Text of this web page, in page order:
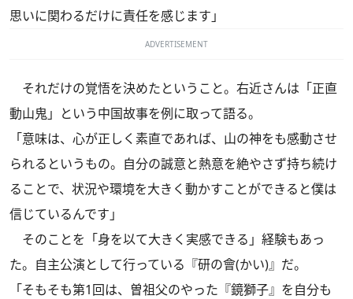
思いに関わるだけに責任を感じます」
ADVERTISEMENT
それだけの覚悟を決めたということ。右近さんは「正直
動山鬼」という中国故事を例に取って語る。
「意味は、心が正しく素直であれば、山の神をも感動させ
られるというもの。自分の誠意と熱意を絶やさず持ち続け
ることで、状況や環境を大きく動かすことができると僕は
信じているんです」
そのことを「身を以て大きく実感できる」経験もあっ
た。自主公演として行っている『研の會(かい)』だ。
「そもそも第1回は、曽祖父のやった『鏡獅子』を自分も